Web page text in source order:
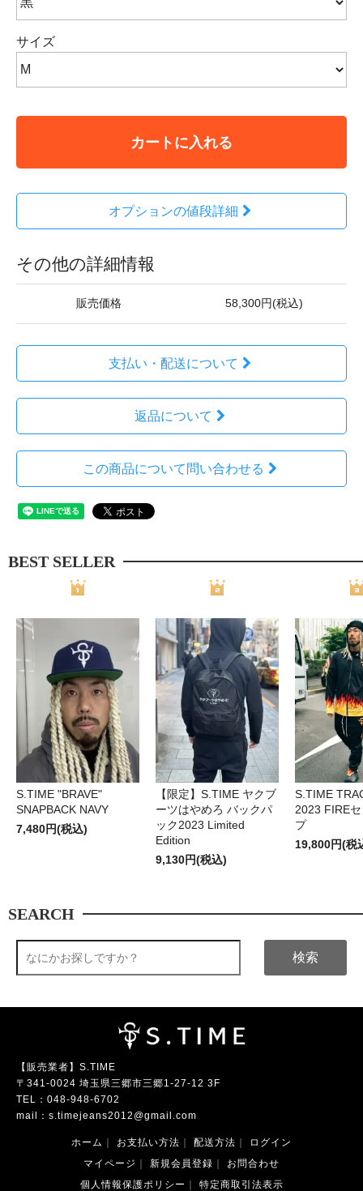
サイズ
カートに入れる
オプションの値段詳細
その他の詳細情報
販売価格 58,300円(税込)
支払い・配送について
返品について
この商品について問い合わせる
BEST SELLER
S.TIME "BRAVE"
SNAPBACK NAVY
7,480円(税込)
【限定】S.TIME ヤクブ
ーツはやめろ バックパ
ック2023 Limited
Edition
9,130円(税込)
S.TIME
2023 FIRE
プ
19,800円(税
SEARCH
検索
【販売業者】S.TIME
〒341-0024 埼玉県三郷市三郷1-27-12 3F
TEL： 048-948-6702
mail： s.timejeans2012@gmail.com
ホーム お支払い方法 配送方法
ログイン
マイページ
新規会員登録
お問合わせ
個人情報保護ポリシー
特定商取引法表示